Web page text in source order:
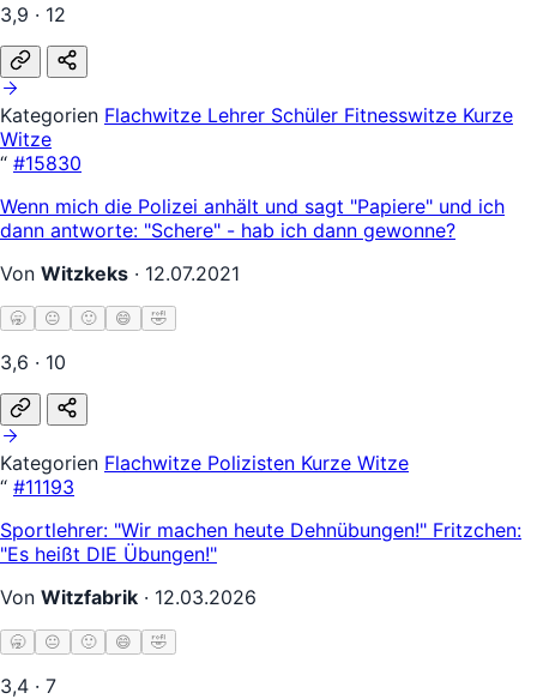
3,9 · 12
Kategorien Flachwitze Lehrer Schüler Fitnesswitze Kurze
Witze
“ #15830
Wenn mich die Polizei anhält und sagt "Papiere" und ich
dann antworte: "Schere" - hab ich dann gewonne?
Von Witzkeks · 12.07.2021
🥱 😐 🙂 😄 🤣
3,6 · 10
Kategorien Flachwitze Polizisten Kurze Witze
“ #11193
Sportlehrer: "Wir machen heute Dehnübungen!" Fritzchen:
"Es heißt DIE Übungen!"
Von Witzfabrik · 12.03.2026
🥱 😐 🙂 😄 🤣
3,4 · 7